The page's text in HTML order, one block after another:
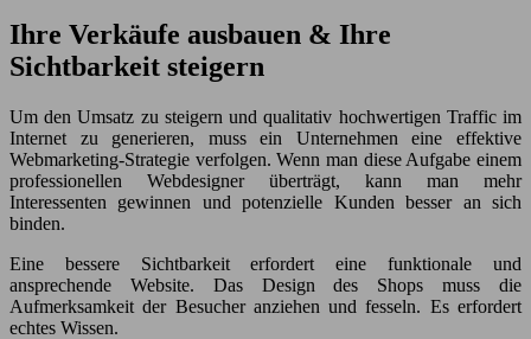
Ihre Verkäufe ausbauen & Ihre
Sichtbarkeit steigern
Um den Umsatz zu steigern und qualitativ hochwertigen Traffic im
Internet zu generieren, muss ein Unternehmen eine effektive
Webmarketing-Strategie verfolgen. Wenn man diese Aufgabe einem
professionellen Webdesigner überträgt, kann man mehr
Interessenten gewinnen und potenzielle Kunden besser an sich
binden.
Eine bessere Sichtbarkeit erfordert eine funktionale und
ansprechende Website. Das Design des Shops muss die
Aufmerksamkeit der Besucher anziehen und fesseln. Es erfordert
echtes Wissen.